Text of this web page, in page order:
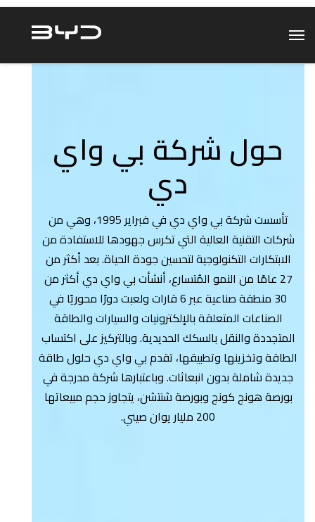
حول شركة بي واي
دي
تأسست شركة بي واي دي في فبراير 1995، وهي من
شركات التقنية العالية التي تكرس جهودها للاستفادة من
الابتكارات التكنولوجية لتحسين جودة الحياة. بعد أكثر من
27 عامًا من النمو المُتسارع، أنشأت بي واي دي أكثر من
30 منطقة صناعية عبر 6 قارات ولعبت دورًا محوريًا في
الصناعات المتعلقة بالإلكترونيات والسيارات والطاقة
المتجددة والنقل بالسكك الحديدية. وبالتركيز على اكتساب
الطاقة وتخزينها وتطبيقها، تقدم بي واي دي حلول طاقة
جديدة شاملة بدون انبعاثات. وباعتبارها شركة مدرجة في
بورصة هونج كونج وبورصة شنتشن، يتجاوز حجم مبيعاتها
200 مليار يوان صيني.